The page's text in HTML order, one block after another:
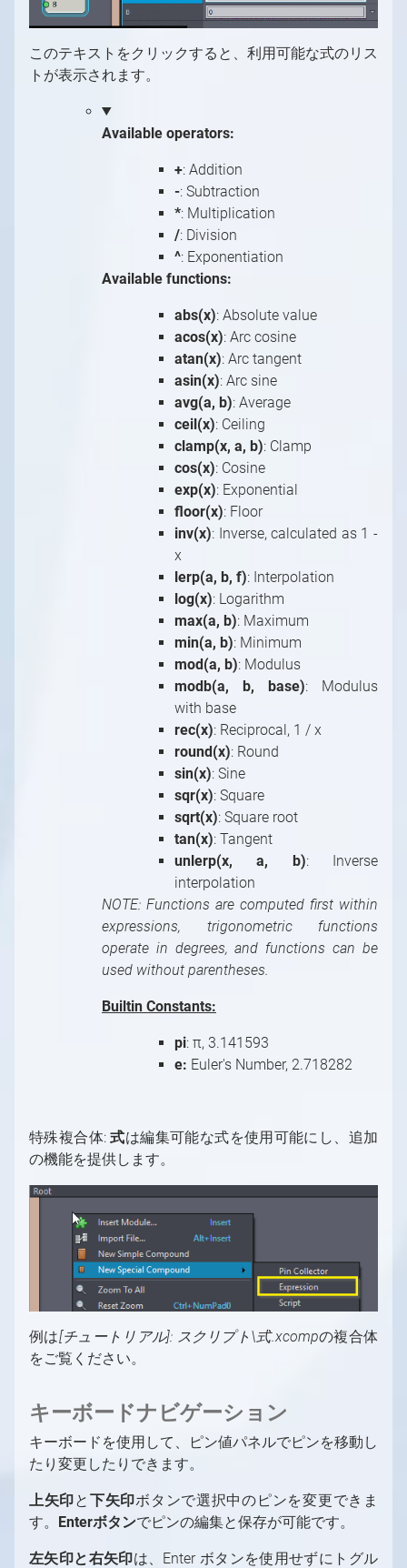
このテキストをクリックすると、利用可能な式のリス
トが表示されます。
Available operators:
+: Addition
-: Subtraction
*: Multiplication
/: Division
^: Exponentiation
Available functions:
abs(x): Absolute value
acos(x): Arc cosine
atan(x): Arc tangent
asin(x): Arc sine
avg(a, b): Average
ceil(x): Ceiling
clamp(x, a, b): Clamp
cos(x): Cosine
exp(x): Exponential
floor(x): Floor
inv(x): Inverse, calculated as 1 -
x
lerp(a, b, f): Interpolation
log(x): Logarithm
max(a, b): Maximum
min(a, b): Minimum
mod(a, b): Modulus
modb(a, b, base): Modulus
with base
rec(x): Reciprocal, 1 / x
round(x): Round
sin(x): Sine
sqr(x): Square
sqrt(x): Square root
tan(x): Tangent
unlerp(x, a, b): Inverse
interpolation
NOTE: Functions are computed first within
expressions, trigonometric functions
operate in degrees, and functions can be
used without parentheses.
Builtin Constants:
pi: π, 3.141593
e: Euler's Number, 2.718282
特殊複合体:式は編集可能な式を使用可能にし、追加
の機能を提供します。
例は[チュートリアル]: スクリプト\式.xcompの複合体
をご覧ください。
キーボードナビゲーション
キーボードを使用して、ピン値パネルでピンを移動し
たり変更したりできます。
上矢印と 下矢印ボタンで選択中のピンを変更できま
す。 Enterボタンでピンの編集と保存が可能です。
左矢印と右矢印は、Enter ボタンを使用せずにトグル